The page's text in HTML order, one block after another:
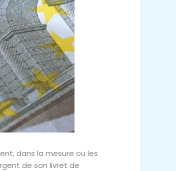
dans la mesure ou les
de son livret de